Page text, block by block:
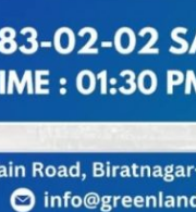
टोली गरि १० वटा
५० हजार नगद ,